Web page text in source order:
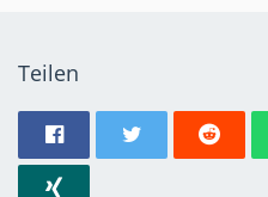
Teilen